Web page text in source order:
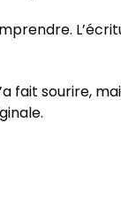
fait sourire,